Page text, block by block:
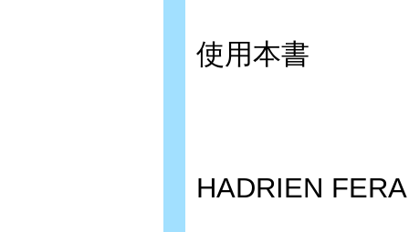
使用本書
HADRIEN